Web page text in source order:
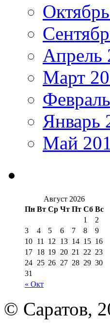
Апрель
Март
Январь
Май
Август 2026
Пн Вт Ср Чт Пт Сб Вс
« Окт
1
2
3
4 5 6 7 8
9
10 11 12 13 14 15 16
17 18 19 20 21 22 23
24 25 26 27 28 29 30
31
© Саратов,